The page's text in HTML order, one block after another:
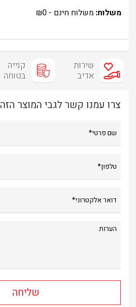
משלוח: משלוח חינם - ₪0
שירות
אדיב
קנייה
בטוחה
צרו עמנו קשר לגבי המוצר הזה